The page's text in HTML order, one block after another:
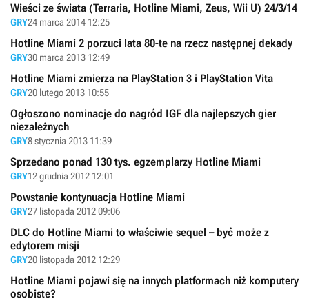
Wieści ze świata (Terraria, Hotline Miami, Zeus, Wii U) 24/3/14
GRY24 marca 2014 12:25
Hotline Miami 2 porzuci lata 80-te na rzecz następnej dekady
GRY30 marca 2013 12:49
Hotline Miami zmierza na PlayStation 3 i PlayStation Vita
GRY20 lutego 2013 10:55
Ogłoszono nominacje do nagród IGF dla najlepszych gier
niezależnych
GRY8 stycznia 2013 11:39
Sprzedano ponad 130 tys. egzemplarzy Hotline Miami
GRY12 grudnia 2012 12:01
Powstanie kontynuacja Hotline Miami
GRY27 listopada 2012 09:06
DLC do Hotline Miami to właściwie sequel – być może z
edytorem misji
GRY20 listopada 2012 12:29
Hotline Miami pojawi się na innych platformach niż komputery
osobiste?